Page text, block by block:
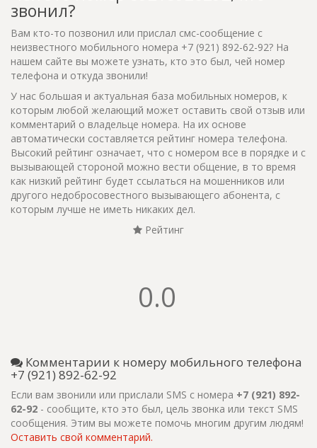
звонил?
Вам кто-то позвонил или прислал смс-сообщение с
неизвестного мобильного номера +7 (921) 892-62-92? На
нашем сайте вы можете узнать, кто это был, чей номер
телефона и откуда звонили!
У нас большая и актуальная база мобильных номеров, к
которым любой желающий может оставить свой отзыв или
комментарий о владельце номера. На их основе
автоматически составляется рейтинг номера телефона.
Высокий рейтинг означает, что с номером все в порядке и с
вызывающей стороной можно вести общение, в то время
как низкий рейтинг будет ссылаться на мошенников или
другого недобросовестного вызывающего абонента, с
которым лучше не иметь никаких дел.
Рейтинг
0.0
Комментарии к номеру мобильного телефона
+7 (921) 892-62-92
Если вам звонили или прислали SMS с номера +7 (921) 892-
62-92 - сообщите, кто это был, цель звонка или текст SMS
сообщения. Этим вы можете помочь многим другим людям!
Оставить свой комментарий.